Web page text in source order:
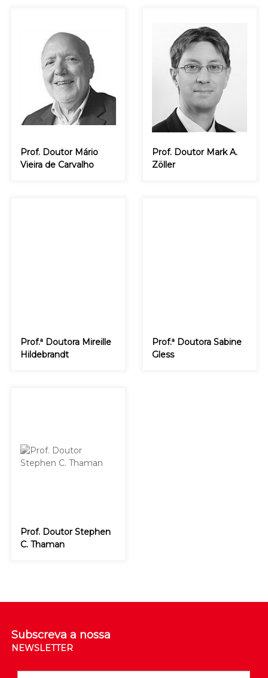
Prof. Doutor Mário
Vieira de Carvalho
Prof. Doutor Mark A.
Zöller
Prof.ª Doutora Mireille
Hildebrandt
Prof.ª Doutora Sabine
Gless
Prof. Doutor Stephen
C. Thaman
Subscreva a nossa
NEWSLETTER